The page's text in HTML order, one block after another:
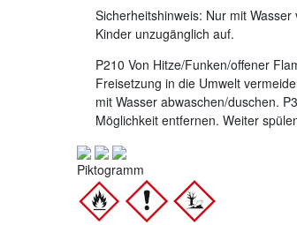
Sicherheitshinweis: Nur mit
Kinder unzugänglich auf.
P210 Von Hitze/Funken/offener
Freisetzung in die Umwelt
mit Wasser abwaschen/duschen.
Möglichkeit entfernen. Weiter
Piktogramm